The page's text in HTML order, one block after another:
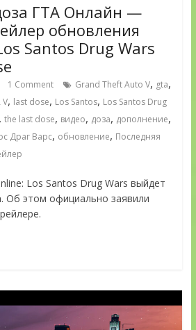
ГТА Онлайн —
обновления
Santos Drug Wars
1 Comment Grand Theft Auto V, gta,
V, last dose, Los Santos, Los Santos Drug
the last dose, видео, доза, дополнение,
Драг Варс, обновление, Последняя
Los Santos Drug Wars выйдет
Об этом официально заявили